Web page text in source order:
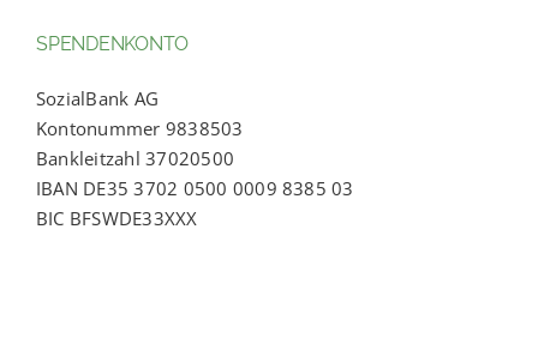
SPENDENKONTO
SozialBank AG
Kontonummer 9838503
Bankleitzahl 37020500
IBAN DE35 3702 0500 0009 8385 03
BIC BFSWDE33XXX